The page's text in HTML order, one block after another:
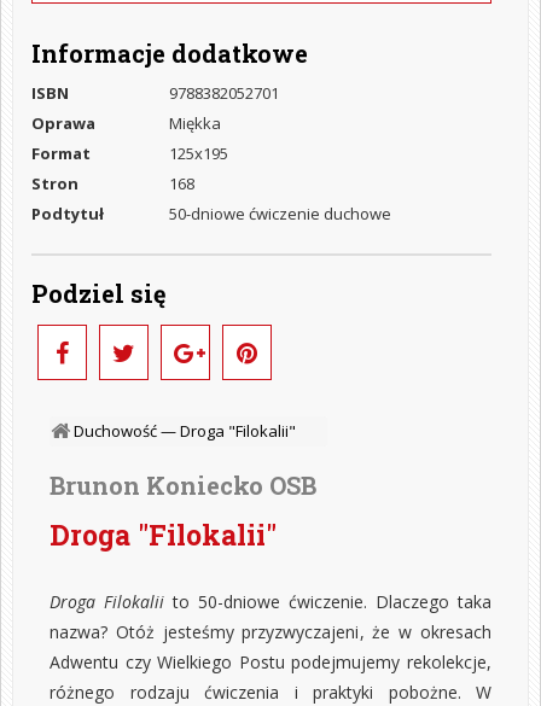
Informacje dodatkowe
ISBN
9788382052701
Oprawa
Miękka
Format
125x195
Stron
168
Podtytuł
50-dniowe ćwiczenie duchowe
Podziel się
Duchowość —Droga "Filokalii"
Brunon Koniecko OSB
Droga "Filokalii"
Droga Filokalii to 50-dniowe ćwiczenie. Dlaczego taka
nazwa? Otóż jesteśmy przyzwyczajeni, że w okresach
Adwentu czy Wielkiego Postu podejmujemy rekolekcje,
różnego rodzaju ćwiczenia i praktyki pobożne. W